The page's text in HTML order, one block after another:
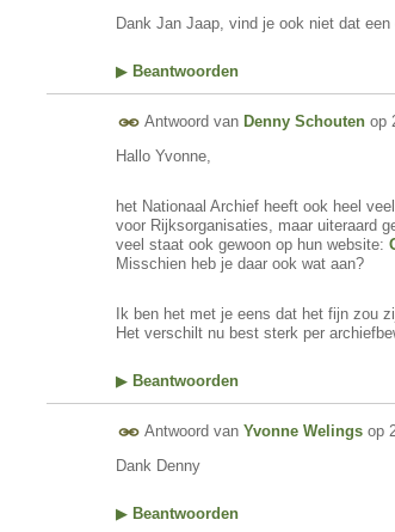
Dank Jan Jaap, vind je ook niet dat
▶ Beantwoorden
Antwoord van Denny Schouten op
Hallo Yvonne,
het Nationaal Archief heeft ook heel
voor Rijksorganisaties, maar uiteraard
veel staat ook gewoon op hun website:
Misschien heb je daar ook wat aan?
Ik ben het met je eens dat het fijn zou
Het verschilt nu best sterk per
▶ Beantwoorden
Antwoord van Yvonne Welings op
Dank Denny
▶ Beantwoorden